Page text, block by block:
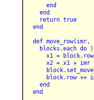
      end
    end
    return true
  end
def move_row(imr,
blocks.each do
x1 =
x2 = x1 + imr
block.row +=
    end
  end